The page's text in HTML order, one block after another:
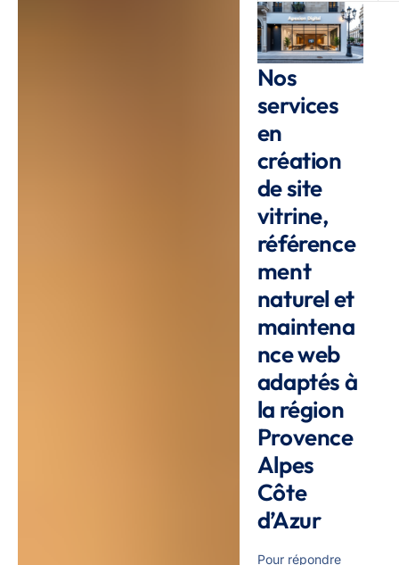
Nos
services
en
création
de site
vitrine,
référence
ment
naturel et
maintena
nce web
adaptés à
la région
Provence
Alpes
Côte
d’Azur
Pour répondre